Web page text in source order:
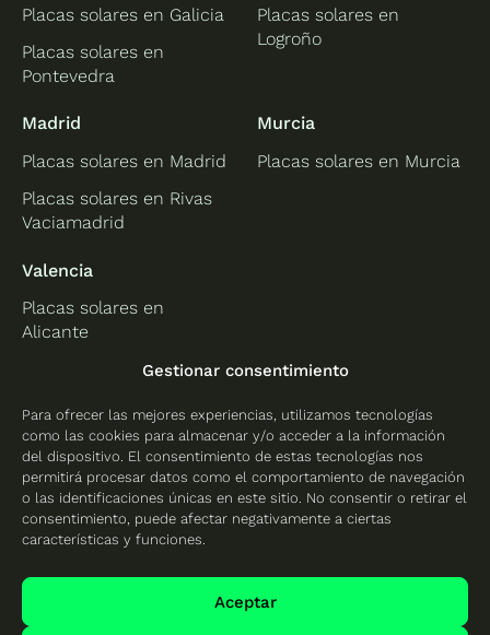
Gestionar consentimiento
Para ofrecer las mejores experiencias, utilizamos tecnologías
como las cookies para almacenar y/o acceder a la información
del dispositivo. El consentimiento de estas tecnologías nos
permitirá procesar datos como el comportamiento de navegación
o las identificaciones únicas en este sitio. No consentir o retirar el
consentimiento, puede afectar negativamente a ciertas
características y funciones.
Aceptar
Placas solares en Galicia
Placas solares en
Pontevedra
Placas solares en
Logroño
Madrid
Placas solares en Madrid
Placas solares en Rivas
Vaciamadrid
Murcia
Placas solares en Murcia
Valencia
Placas solares en
Alicante
Placas solares en
Placas solares en
Valencia
Protección de datos
Política de cookies
Mapa del sitio